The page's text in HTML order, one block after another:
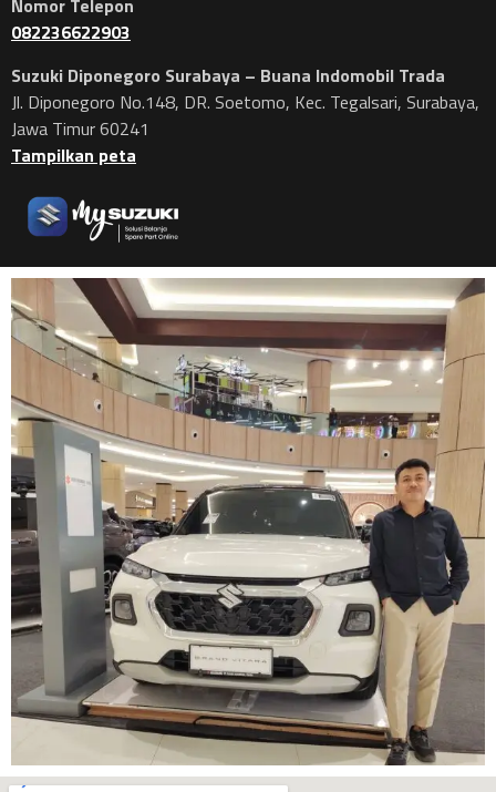
Nomor Telepon
082236622903
Suzuki Diponegoro Surabaya – Buana Indomobil Trada
Jl. Diponegoro No.148, DR. Soetomo, Kec. Tegalsari, Surabaya,
Jawa Timur 60241
Tampilkan peta